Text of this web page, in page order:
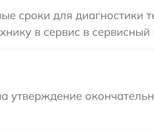
сроки для диагностики
в сервис в сервисный
утверждение